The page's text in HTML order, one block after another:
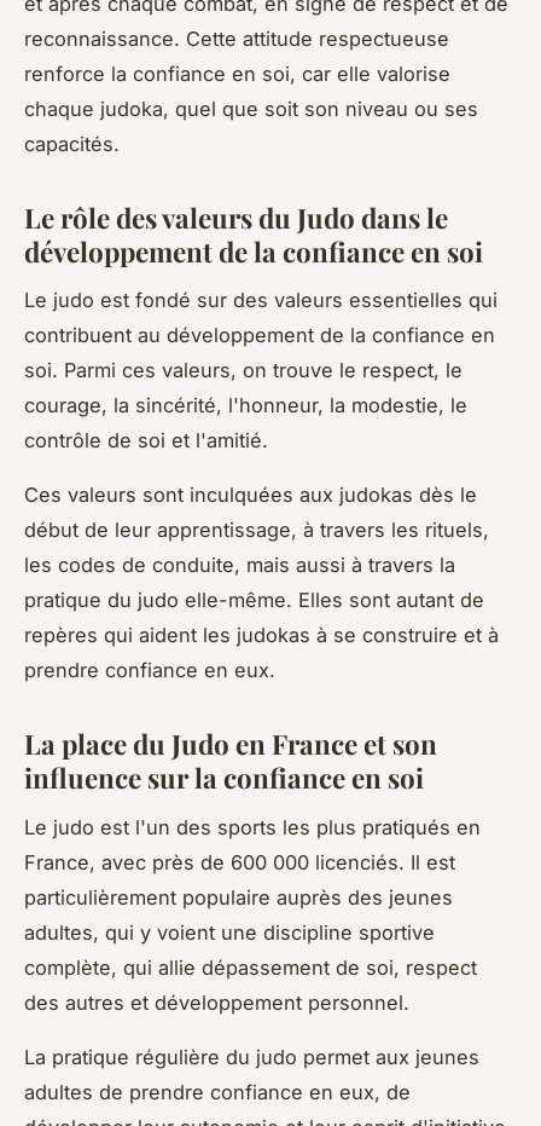
reconnaissance. Cette attitude respectueuse
renforce la confiance en soi, car elle valorise
chaque judoka, quel que soit son niveau ou ses
capacités.
Le rôle des valeurs du Judo dans le
développement de la confiance en soi
Le judo est fondé sur des valeurs essentielles qui
contribuent au développement de la confiance en
soi. Parmi ces valeurs, on trouve le respect, le
courage, la sincérité, l'honneur, la modestie, le
contrôle de soi et l'amitié.
Ces valeurs sont inculquées aux judokas dès le
début de leur apprentissage, à travers les rituels,
les codes de conduite, mais aussi à travers la
pratique du judo elle-même. Elles sont autant de
repères qui aident les judokas à se construire et à
prendre confiance en eux.
La place du Judo en France et son
influence sur la confiance en soi
Le judo est l'un des sports les plus pratiqués en
France, avec près de 600 000 licenciés. Il est
particulièrement populaire auprès des jeunes
adultes, qui y voient une discipline sportive
complète, qui allie dépassement de soi, respect
des autres et développement personnel.
La pratique régulière du judo permet aux jeunes
adultes de prendre confiance en eux, de